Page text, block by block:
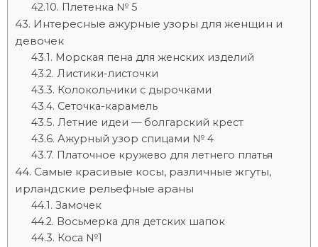
Плетенка № 5
Интересные ажурные узоры для женщин и
девочек
Морская пена для женских изделий
Листики-листочки
Колокольчики с дырочками
Сеточка-карамель
Летние идеи — болгарский крест
Ажурный узор спицами № 4
Платочное кружево для летнего платья
Самые красивые косы, различные жгуты,
ирландские рельефные араны
Замочек
Восьмерка для детских шапок
Коса №1